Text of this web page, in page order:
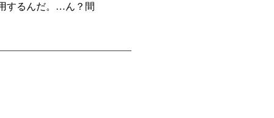
するんだ。…ん？間